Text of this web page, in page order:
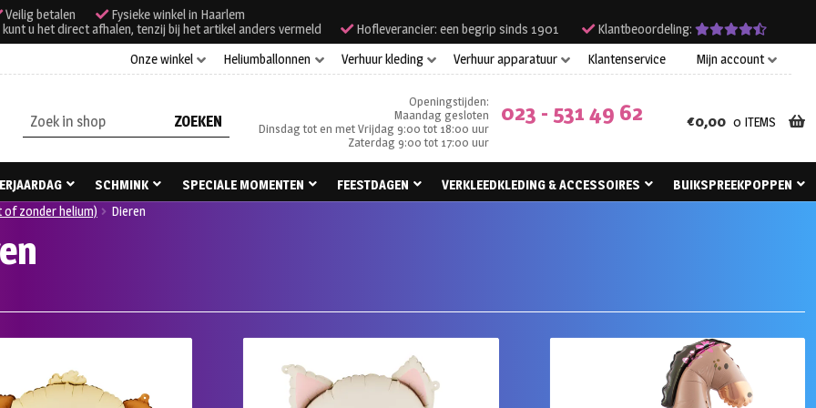
Veilig betalen
Fysieke winkel in Haarlem
u het direct afhalen, tenzij bij het artikel anders vermeld
Hofleverancier: een begrip sinds 1901
Klantbeoordeling:
Onze winkel
Heliumballonnen Verhuur kleding Verhuur apparatuur Klantenservice Mijn account
Zoeken
naar:
Openingstijden:
Maandag gesloten
Dinsdag tot en met Vrijdag 9:00 tot 18:00 uur
Zaterdag 9:00 tot 17:00 uur
023 - 531 49 62 €0,00 0 ITEMS
SCHMINK SPECIALE MOMENTEN FEESTDAGEN VERKLEEDKLEDING & ACCESSOIRES
BUIKSPREEKPOPPEN
of zonder helium) Dieren